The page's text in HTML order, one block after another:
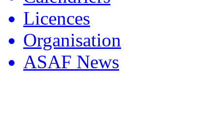
Licences
Organisation
ASAF News